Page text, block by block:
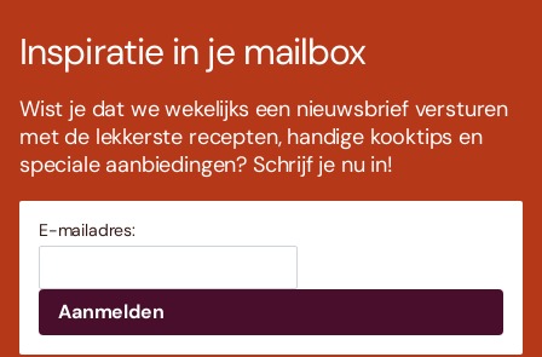
Inspiratie in je mailbox
Wist je dat we wekelijks een nieuwsbrief versturen
met de lekkerste recepten, handige kooktips en
speciale aanbiedingen? Schrijf je nu in!
E-mailadres: